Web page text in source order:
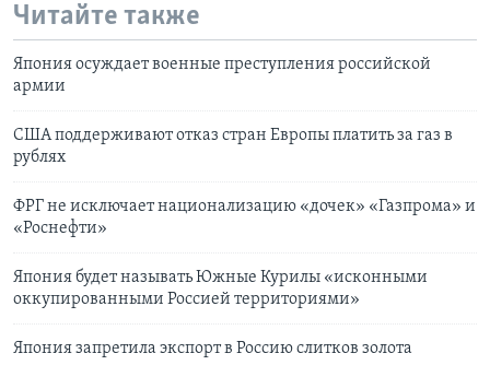
Читайте также
Япония осуждает военные преступления российской
армии
США поддерживают отказ стран Европы платить за газ в
рублях
ФРГ не исключает национализацию «дочек» «Газпрома» и
«Роснефти»
Япония будет называть Южные Курилы «исконными
оккупированными Россией территориями»
Япония запретила экспорт в Россию слитков золота